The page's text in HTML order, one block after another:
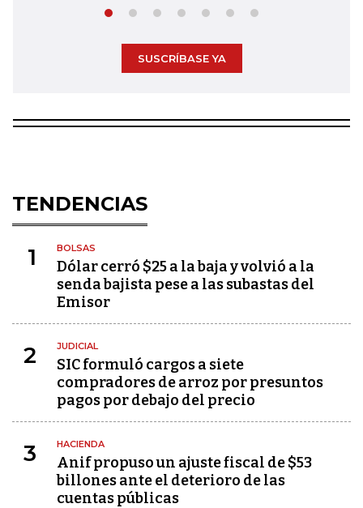
SUSCRÍBASE YA
TENDENCIAS
1 BOLSAS
Dólar cerró $25 a la baja y volvió a la
senda bajista pese a las subastas del
Emisor
2 JUDICIAL
SIC formuló cargos a siete
compradores de arroz por presuntos
pagos por debajo del precio
3 HACIENDA
Anif propuso un ajuste fiscal de $53
billones ante el deterioro de las
cuentas públicas